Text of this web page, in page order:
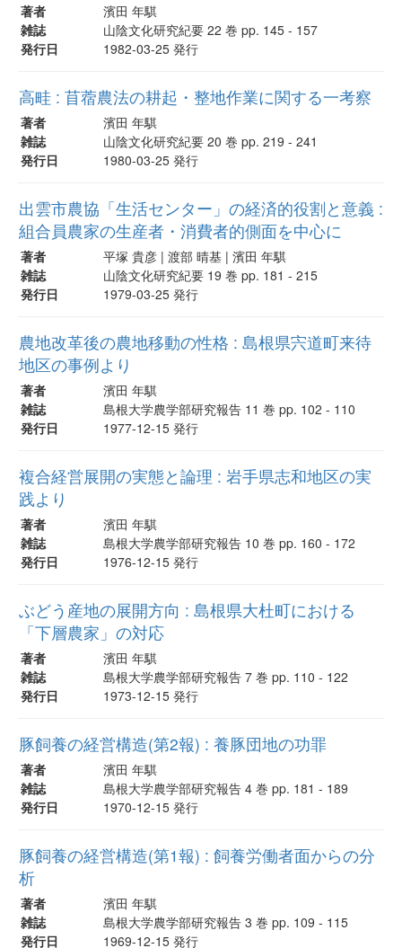
著者
濱田 年騏
雑誌
山陰文化研究紀要 22 巻 pp. 145 - 157
発行日
1982-03-25 発行
高畦 : 苜蓿農法の耕起・整地作業に関する一考察
著者
濱田 年騏
雑誌
山陰文化研究紀要 20 巻 pp. 219 - 241
発行日
1980-03-25 発行
出雲市農協「生活センター」の経済的役割と意義 :
組合員農家の生産者・消費者的側面を中心に
著者
平塚 貴彦 | 渡部 晴基 | 濱田 年騏
雑誌
山陰文化研究紀要 19 巻 pp. 181 - 215
発行日
1979-03-25 発行
農地改革後の農地移動の性格 : 島根県宍道町来待
地区の事例より
著者
濱田 年騏
雑誌
島根大学農学部研究報告 11 巻 pp. 102 - 110
発行日
1977-12-15 発行
複合経営展開の実態と論理 : 岩手県志和地区の実
践より
著者
濱田 年騏
雑誌
島根大学農学部研究報告 10 巻 pp. 160 - 172
発行日
1976-12-15 発行
ぶどう産地の展開方向 : 島根県大杜町における
「下層農家」の対応
著者
濱田 年騏
雑誌
島根大学農学部研究報告 7 巻 pp. 110 - 122
発行日
1973-12-15 発行
豚飼養の経営構造(第2報) : 養豚団地の功罪
著者
濱田 年騏
雑誌
島根大学農学部研究報告 4 巻 pp. 181 - 189
発行日
1970-12-15 発行
豚飼養の経営構造(第1報) : 飼養労働者面からの分
析
著者
濱田 年騏
雑誌
島根大学農学部研究報告 3 巻 pp. 109 - 115
発行日
1969-12-15 発行